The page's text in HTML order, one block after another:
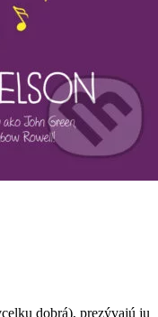
dobrá), prezývajú ju